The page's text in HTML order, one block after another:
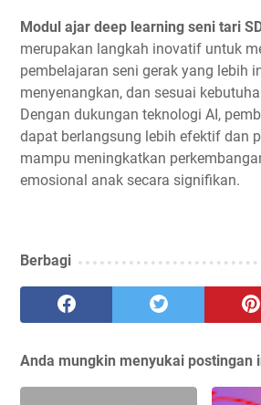
Modul ajar deep learning seni tari
merupakan langkah inovatif untuk
pembelajaran seni gerak yang lebih
menyenangkan, dan sesuai
Dengan dukungan teknologi AI,
dapat berlangsung lebih efektif dan
mampu meningkatkan
emosional anak secara signifikan.
Berbagi
Anda mungkin menyukai postingan